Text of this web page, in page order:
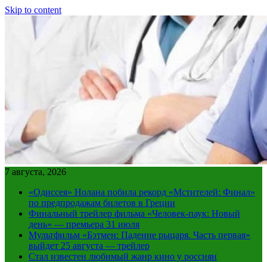
Skip to content
7 августа, 2026
«Одиссея» Нолана побила рекорд «Мстителей: Финал»
по предпродажам билетов в Греции
Финальный трейлер фильма «Человек-паук: Новый
день» — премьера 31 июля
Мультфильм «Бэтмен: Падение рыцаря. Часть первая»
выйдет 25 августа — трейлер
Стал известен любимый жанр кино у россиян